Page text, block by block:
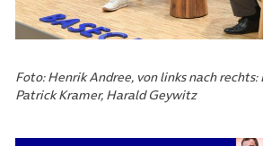
Foto: Henrik Andree, von links nach rechts:
Patrick Kramer, Harald Geywitz